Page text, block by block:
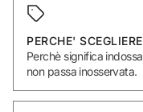
PERCHE'
Perchè significa
non passa inosservata.